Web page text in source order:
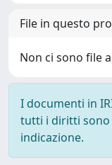
File in questo
Non ci sono file
I documenti in
tutti i diritti sono
indicazione.